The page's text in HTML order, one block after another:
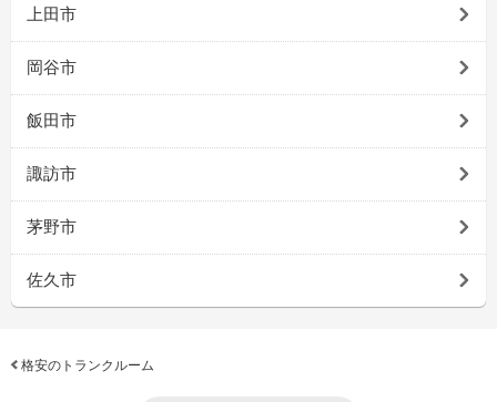
上田市
岡谷市
飯田市
諏訪市
茅野市
佐久市
格安のトランクルーム